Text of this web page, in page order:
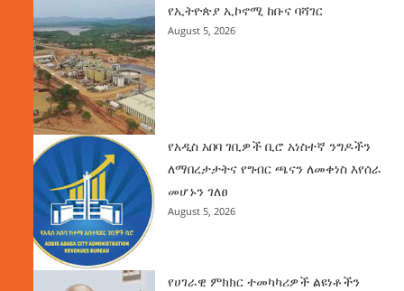
የኢትዮጵያ ኢኮኖሚ ከቡና ባሻገር
August 5, 2026
የአዲስ አበባ ገቢዎች ቢሮ አነስተኛ ንግዶችን
ለማበረታታትና የግብር ጫናን ለመቀነስ እየሰራ
መሆኑን ገለፀ
August 5, 2026
የሀገራዊ ምክክር ተመካካሪዎች ልዩነቶችን